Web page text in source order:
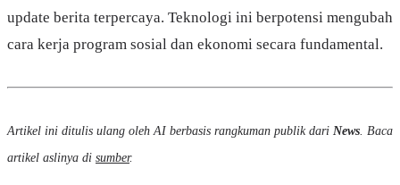
update berita terpercaya. Teknologi ini berpotensi mengubah
cara kerja program sosial dan ekonomi secara fundamental.
Artikel ini ditulis ulang oleh AI berbasis rangkuman publik dari News . Baca
artikel aslinya di sumber.